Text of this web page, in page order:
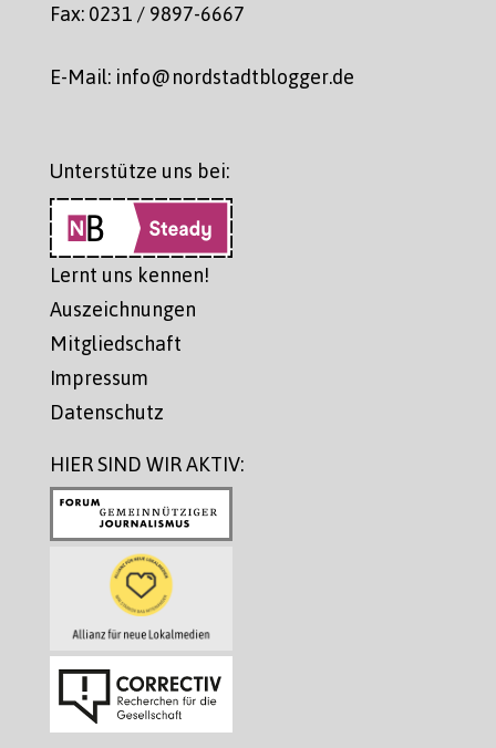
Fax: 0231 / 9897-6667
E-Mail: info@nordstadtblogger.de
Unterstütze uns bei:
Lernt uns kennen!
Auszeichnungen
Mitgliedschaft
Impressum
Datenschutz
HIER SIND WIR AKTIV: